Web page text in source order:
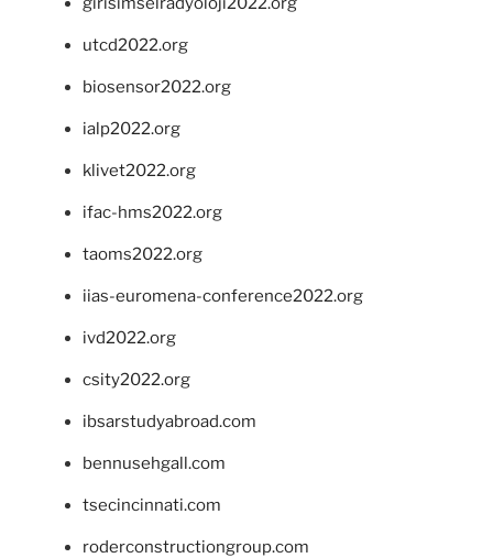
utcd2022.org
biosensor2022.org
ialp2022.org
klivet2022.org
ifac-hms2022.org
taoms2022.org
iias-euromena-conference2022.org
ivd2022.org
csity2022.org
ibsarstudyabroad.com
bennusehgall.com
tsecincinnati.com
roderconstructiongroup.com